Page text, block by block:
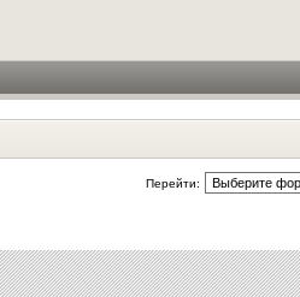
Перейти: